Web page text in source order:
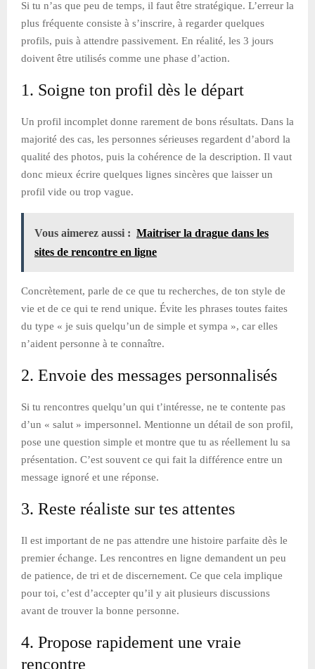
Si tu n’as que peu de temps, il faut être stratégique. L’erreur la
plus fréquente consiste à s’inscrire, à regarder quelques
profils, puis à attendre passivement. En réalité, les 3 jours
doivent être utilisés comme une phase d’action.
1. Soigne ton profil dès le départ
Un profil incomplet donne rarement de bons résultats. Dans la
majorité des cas, les personnes sérieuses regardent d’abord la
qualité des photos, puis la cohérence de la description. Il vaut
donc mieux écrire quelques lignes sincères que laisser un
profil vide ou trop vague.
Vous aimerez aussi : Maitriser la drague dans les
sites de rencontre en ligne
Concrètement, parle de ce que tu recherches, de ton style de
vie et de ce qui te rend unique. Évite les phrases toutes faites
du type « je suis quelqu’un de simple et sympa », car elles
n’aident personne à te connaître.
2. Envoie des messages personnalisés
Si tu rencontres quelqu’un qui t’intéresse, ne te contente pas
d’un « salut » impersonnel. Mentionne un détail de son profil,
pose une question simple et montre que tu as réellement lu sa
présentation. C’est souvent ce qui fait la différence entre un
message ignoré et une réponse.
3. Reste réaliste sur tes attentes
Il est important de ne pas attendre une histoire parfaite dès le
premier échange. Les rencontres en ligne demandent un peu
de patience, de tri et de discernement. Ce que cela implique
pour toi, c’est d’accepter qu’il y ait plusieurs discussions
avant de trouver la bonne personne.
4. Propose rapidement une vraie
rencontre